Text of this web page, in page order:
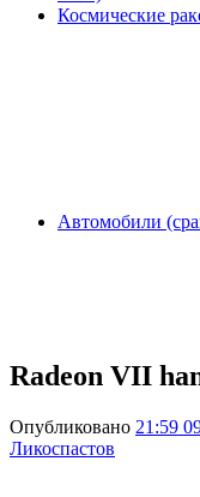
Космические
Автомобили
Radeon VII
Опубликовано 21:59
Ликоспастов